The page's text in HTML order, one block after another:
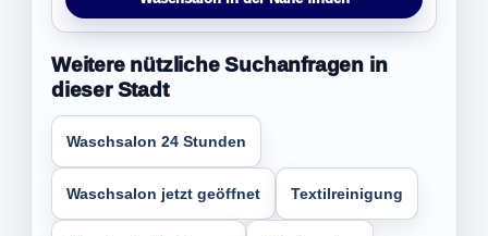
Weitere nützliche Suchanfragen in
dieser Stadt
Waschsalon 24 Stunden
Waschsalon jetzt geöffnet Textilreinigung